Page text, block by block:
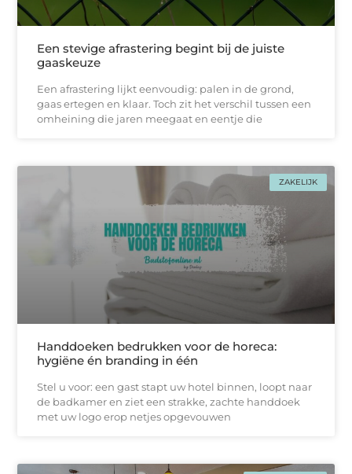
Een stevige afrastering begint bij de juiste
gaaskeuze
Een afrastering lijkt eenvoudig: palen in de grond,
gaas ertegen en klaar. Toch zit het verschil tussen een
omheining die jaren meegaat en eentje die
ZAKELIJK
Handdoeken bedrukken voor de horeca:
hygiëne én branding in één
Stel u voor: een gast stapt uw hotel binnen, loopt naar
de badkamer en ziet een strakke, zachtе handdoek
met uw logo erop netjes opgevouwen